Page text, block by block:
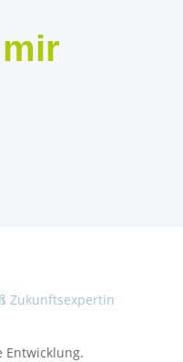
Entwicklung.